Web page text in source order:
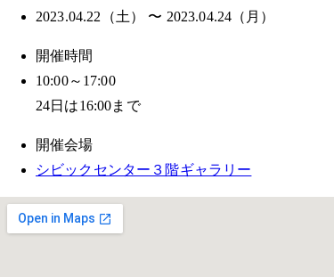
2023.04.22（土） 〜 2023.04.24（月）
開催時間
10:00～17:00
24日は16:00まで
開催会場
シビックセンター３階ギャラリー